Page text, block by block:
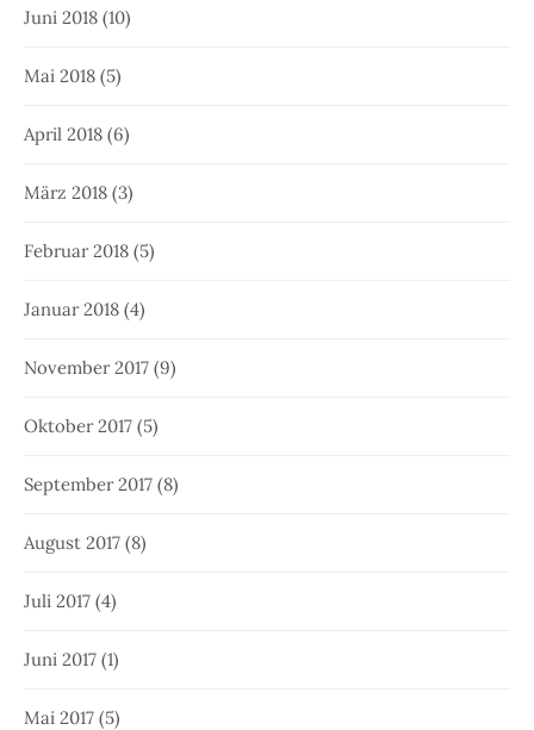
Juni 2018 (10)
Mai 2018 (5)
April 2018 (6)
März 2018 (3)
Februar 2018 (5)
Januar 2018 (4)
November 2017 (9)
Oktober 2017 (5)
September 2017 (8)
August 2017 (8)
Juli 2017 (4)
Juni 2017 (1)
Mai 2017 (5)